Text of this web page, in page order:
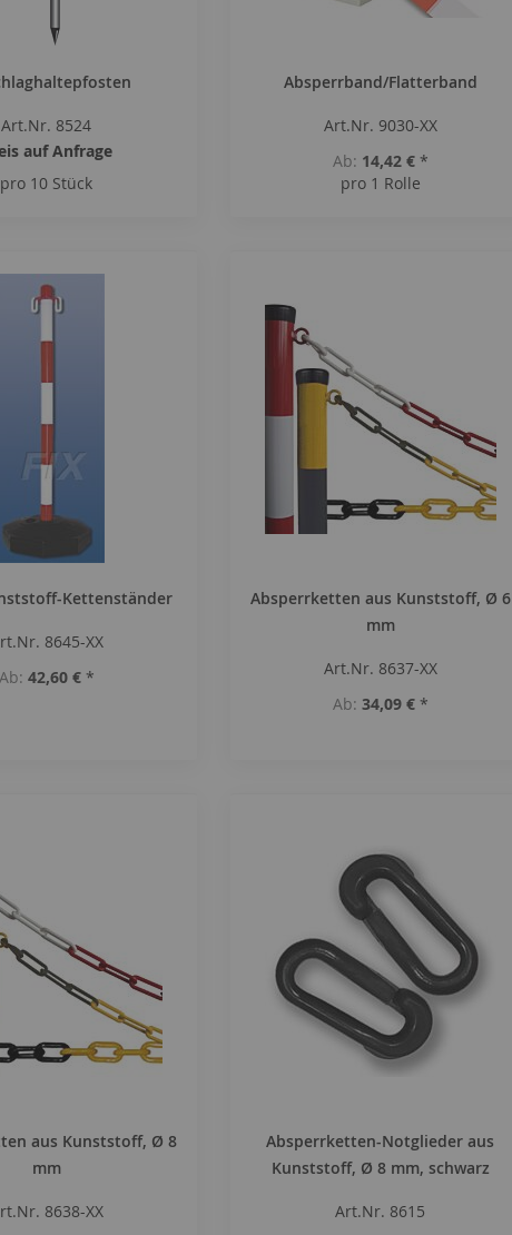
Art.Nr. 8524
auf Anfrage
pro 10 Stück
Absperrband/Flatterband
Art.Nr. 9030-XX
Ab 14,42 € *
pro 1 Rolle
Kettenständer
8645-XX
Ab 42,60 € *
Absperrketten aus Kunststoff, Ø 6
mm
Art.Nr. 8637-XX
Ab 34,09 € *
aus Kunststoff, Ø 8
mm
8638-XX
Absperrketten-Notglieder aus
Kunststoff, Ø 8 mm, schwarz
Art.Nr. 8615